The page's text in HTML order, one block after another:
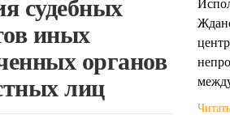
судебных
иных
органов
лиц